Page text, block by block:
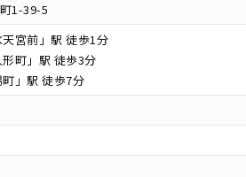
1-39-5
宮前」駅 徒歩1分
町」駅 徒歩3分
」駅 徒歩7分